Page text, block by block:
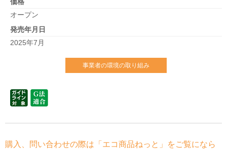
オープン
発売年月日
2025年7月
事業者の環境の取り組み
購入、問い合わせの際は「エコ商品ねっと」をご覧になら